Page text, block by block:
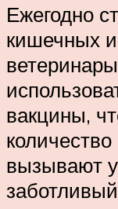
Ежегодно
кишечных
вакцины,
вызывают